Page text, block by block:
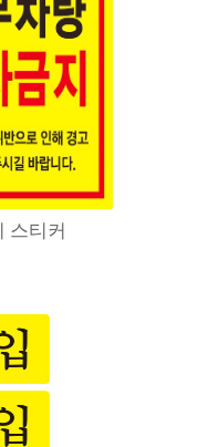
스티커